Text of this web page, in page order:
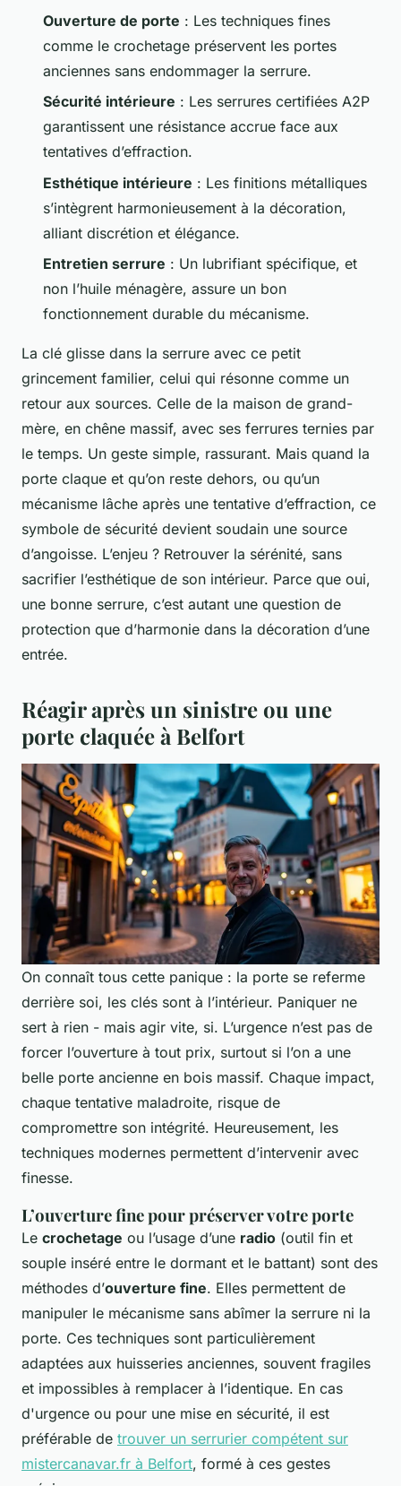
Ouverture de porte : Les techniques fines
comme le crochetage préservent les portes
anciennes sans endommager la serrure.
Sécurité intérieure : Les serrures certifiées A2P
garantissent une résistance accrue face aux
tentatives d’effraction.
Esthétique intérieure : Les finitions métalliques
s’intègrent harmonieusement à la décoration,
alliant discrétion et élégance.
Entretien serrure : Un lubrifiant spécifique, et
non l’huile ménagère, assure un bon
fonctionnement durable du mécanisme.
La clé glisse dans la serrure avec ce petit
grincement familier, celui qui résonne comme un
retour aux sources. Celle de la maison de grand-
mère, en chêne massif, avec ses ferrures ternies par
le temps. Un geste simple, rassurant. Mais quand la
porte claque et qu’on reste dehors, ou qu’un
mécanisme lâche après une tentative d’effraction, ce
symbole de sécurité devient soudain une source
d’angoisse. L’enjeu ? Retrouver la sérénité, sans
sacrifier l’esthétique de son intérieur. Parce que oui,
une bonne serrure, c’est autant une question de
protection que d’harmonie dans la décoration d’une
entrée.
Réagir après un sinistre ou une
porte claquée à Belfort
On connaît tous cette panique : la porte se referme
derrière soi, les clés sont à l’intérieur. Paniquer ne
sert à rien - mais agir vite, si. L’urgence n’est pas de
forcer l’ouverture à tout prix, surtout si l’on a une
belle porte ancienne en bois massif. Chaque impact,
chaque tentative maladroite, risque de
compromettre son intégrité. Heureusement, les
techniques modernes permettent d’intervenir avec
finesse.
L’ouverture fine pour préserver votre porte
Le crochetage ou l’usage d’une radio (outil fin et
souple inséré entre le dormant et le battant) sont des
méthodes d’ouverture fine. Elles permettent de
manipuler le mécanisme sans abîmer la serrure ni la
porte. Ces techniques sont particulièrement
adaptées aux huisseries anciennes, souvent fragiles
et impossibles à remplacer à l’identique. En cas
d'urgence ou pour une mise en sécurité, il est
préférable de trouver un serrurier compétent sur
mistercanavar.fr à Belfort, formé à ces gestes